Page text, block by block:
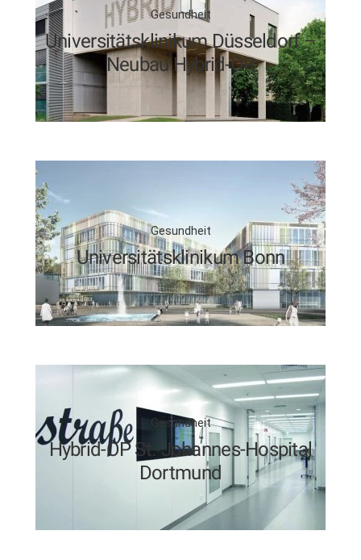
Gesundheit
Universitätsklinikum Düsseldorf –
Neubau Hybrid-OP
Gesundheit
Universitätsklinikum Bonn
Gesundheit
Hybrid-OP St.-Johannes-Hospital
Dortmund